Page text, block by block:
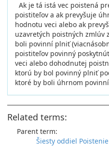
Ak je tá istá vec poistená
poistiteľov a ak prevyšuje
hodnotu veci alebo ak
uzavretých poistných
boli povinní plniť
poistiteľov povinný
veci alebo dohodnutej
ktorú by bol povinný plniť
ktoré by boli úhrnom
Related terms:
Parent term:
Šiesty oddiel